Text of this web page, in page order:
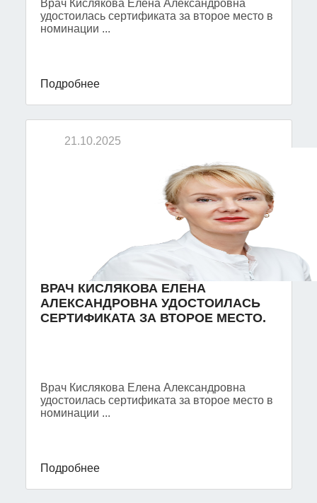
Врач Кислякова Елена Александровна
удостоилась сертификата за второе место в
номинации ...
Подробнее
21.10.2025
ВРАЧ КИСЛЯКОВА ЕЛЕНА
АЛЕКСАНДРОВНА УДОСТОИЛАСЬ
СЕРТИФИКАТА ЗА ВТОРОЕ МЕСТО.
Врач Кислякова Елена Александровна
удостоилась сертификата за второе место в
номинации ...
Подробнее